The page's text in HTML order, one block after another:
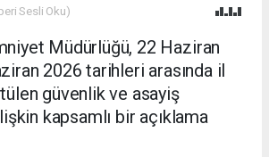
Sesli Oku)
Müdürlüğü, 22 Haziran
2026 tarihleri arasında il
güvenlik ve asayiş
kapsamlı bir açıklama